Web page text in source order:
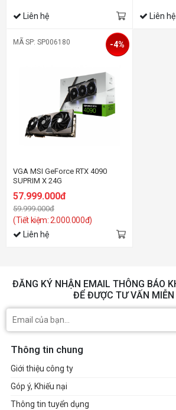
Liên hệ Liên hệ
MÃ SP: SP006180
VGA MSI GeForce RTX 4090
SUPRIM X 24G
57.999.000đ
59.999.000đ
(Tiết kiệm: 2.000.000đ)
-4%
Liên hệ
ĐĂNG KÝ NHẬN EMAIL THÔNG BÁO
ĐỂ ĐƯỢC TƯ VẤN MIỄN
Thông tin chung
Giới thiệu công ty
Góp ý, Khiếu nại
Thông tin tuyển dụng